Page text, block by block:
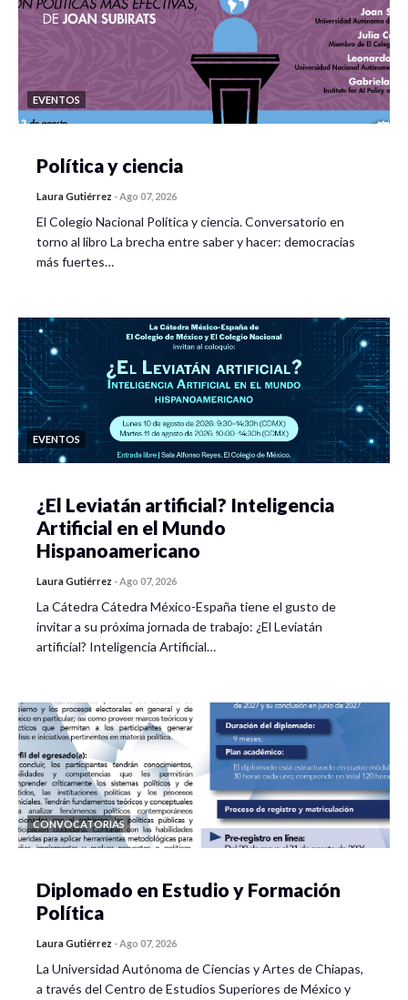
EVENTOS
Política y ciencia
Laura Gutiérrez -Ago 07, 2026
El Colegio Nacional Política y ciencia. Conversatorio en
torno al libro La brecha entre saber y hacer: democracias
más fuertes…
EVENTOS
¿El Leviatán artificial? Inteligencia
Artificial en el Mundo
Hispanoamericano
Laura Gutiérrez -Ago 07, 2026
La Cátedra Cátedra México-España tiene el gusto de
invitar a su próxima jornada de trabajo: ¿El Leviatán
artificial? Inteligencia Artificial…
CONVOCATORIAS
Diplomado en Estudio y Formación
Política
Laura Gutiérrez -Ago 07, 2026
La Universidad Autónoma de Ciencias y Artes de Chiapas,
a través del Centro de Estudios Superiores de México y